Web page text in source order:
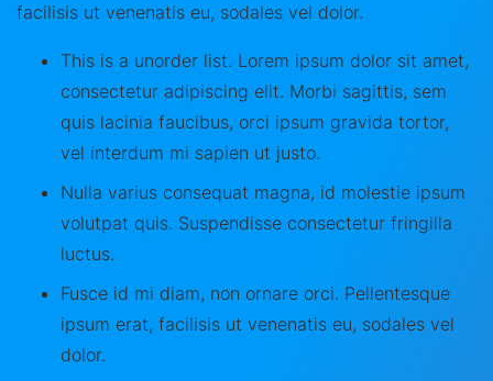
facilisis ut venenatis eu, sodales vel dolor.
This is a unorder list. Lorem ipsum dolor sit amet,
consectetur adipiscing elit. Morbi sagittis, sem
quis lacinia faucibus, orci ipsum gravida tortor,
vel interdum mi sapien ut justo.
Nulla varius consequat magna, id molestie ipsum
volutpat quis. Suspendisse consectetur fringilla
luctus.
Fusce id mi diam, non ornare orci. Pellentesque
ipsum erat, facilisis ut venenatis eu, sodales vel
dolor.